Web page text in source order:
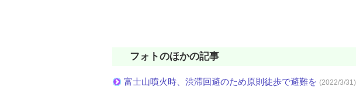
フォトのほかの記事
富士山噴火時、渋滞回避のため原則徒歩で避難を (2022/3/31)